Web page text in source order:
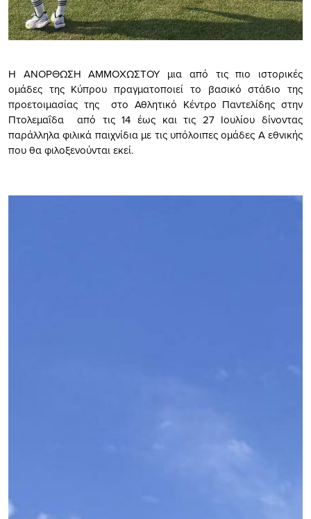
Η ΑΝΟΡΘΩΣΗ ΑΜΜΟΧΩΣΤΟΥ μια από τις πιο ιστορικές
ομάδες της Κύπρου πραγματοποιεί το βασικό στάδιο της
προετοιμασίας της στο Αθλητικό Κέντρο Παντελίδης στην
Πτολεμαΐδα από τις 14 έως και τις 27 Ιουλίου δίνοντας
παράλληλα φιλικά παιχνίδια με τις υπόλοιπες ομάδες Α εθνικής
που θα φιλοξενούνται εκεί.